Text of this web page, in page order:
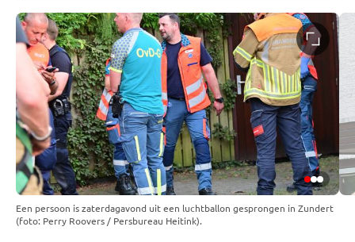
Een persoon is zaterdagavond uit een luchtballon gesprongen in Zundert
(foto: Perry Roovers / Persbureau Heitink).